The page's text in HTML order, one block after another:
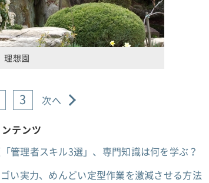
理想園
3 次へ
テンツ
管理者スキル3選」、専門知識は何を学ぶ？
い実力、めんどい定型作業を激減させる方法